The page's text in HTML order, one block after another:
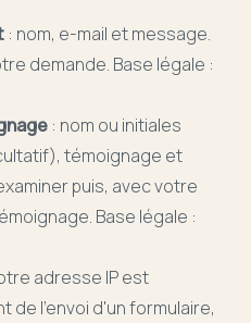
: nom, e-mail et message.
demande. Base légale :
: nom ou initiales
témoignage et
puis, avec votre
Base légale :
adresse IP est
de l'envoi d'un formulaire,